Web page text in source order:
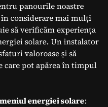
panourile noastre
considerare mai mulți
să verificăm experiența
solare. Un instalator
valoroase și să
care pot apărea în timpul
energiei solare: